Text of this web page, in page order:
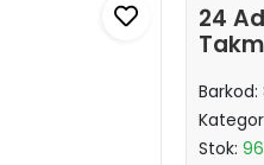
24
Barkod:
Stok:96